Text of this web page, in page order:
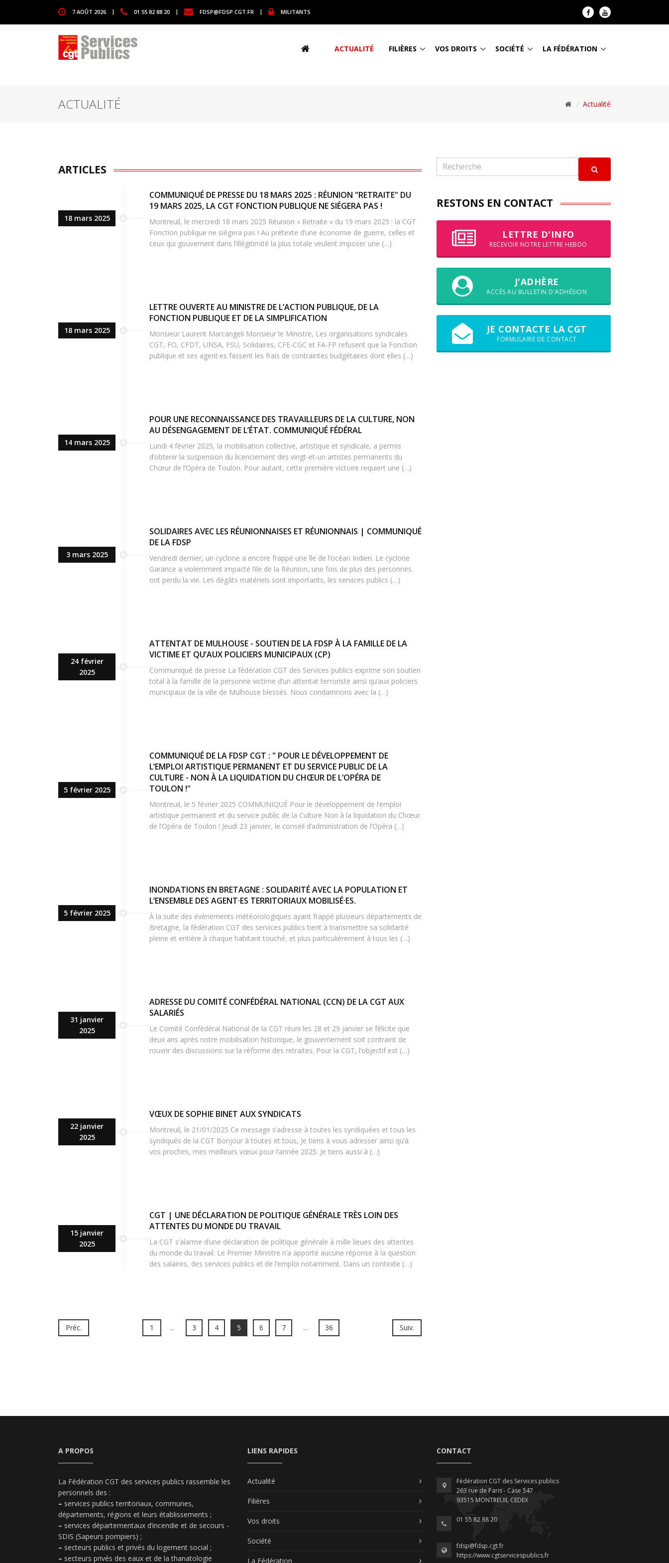
7 AOÛT 2026 | 01 55 82 88 20 | FDSP@FDSP.CGT.FR | MILITANTS
ACTUALITÉ FILIÈRES VOS DROITS SOCIÉTÉ LA FÉDÉRATION
ACTUALITÉ / Actualité
ARTICLES
18 mars 2025
COMMUNIQUÉ DE PRESSE DU 18 MARS 2025 : RÉUNION "RETRAITE" DU
19 MARS 2025, LA CGT FONCTION PUBLIQUE NE SIÉGERA PAS !
Montreuil, le mercredi 18 mars 2025 Réunion « Retraite » du 19 mars 2025 : la CGT
Fonction publique ne siégera pas ! Au prétexte d’une économie de guerre, celles et
ceux qui gouvernent dans l’illégitimité la plus totale veulent imposer une (…)
18 mars 2025
LETTRE OUVERTE AU MINISTRE DE L’ACTION PUBLIQUE, DE LA
FONCTION PUBLIQUE ET DE LA SIMPLIFICATION
Monsieur Laurent Marcangeli Monsieur le Ministre, Les organisations syndicales
CGT, FO, CFDT, UNSA, FSU, Solidaires, CFE-CGC et FA-FP refusent que la Fonction
publique et ses agent·es fassent les frais de contraintes budgétaires dont elles (…)
14 mars 2025
POUR UNE RECONNAISSANCE DES TRAVAILLEURS DE LA CULTURE, NON
AU DÉSENGAGEMENT DE L’ÉTAT. COMMUNIQUÉ FÉDÉRAL
Lundi 4 février 2025, la mobilisation collective, artistique et syndicale, a permis
d’obtenir la suspension du licenciement des vingt-et-un artistes permanents du
Chœur de l’Opéra de Toulon. Pour autant, cette première victoire requiert une (…)
3 mars 2025
SOLIDAIRES AVEC LES RÉUNIONNAISES ET RÉUNIONNAIS | COMMUNIQUÉ
DE LA FDSP
Vendredi dernier, un cyclone a encore frappé une île de l’océan Indien. Le cyclone
Garance a violemment impacté l’ile de la Réunion, une fois de plus des personnes
ont perdu la vie. Les dégâts matériels sont importants, les services publics (…)
24 février
2025
ATTENTAT DE MULHOUSE - SOUTIEN DE LA FDSP À LA FAMILLE DE LA
VICTIME ET QU’AUX POLICIERS MUNICIPAUX (CP)
Communiqué de presse La fédération CGT des Services publics exprime son soutien
total à la famille de la personne victime d’un attentat terroriste ainsi qu’aux policiers
municipaux de la ville de Mulhouse blessés. Nous condamnons avec la (…)
5 février 2025
COMMUNIQUÉ DE LA FDSP CGT : " POUR LE DÉVELOPPEMENT DE
L’EMPLOI ARTISTIQUE PERMANENT ET DU SERVICE PUBLIC DE LA
CULTURE - NON À LA LIQUIDATION DU CHŒUR DE L’OPÉRA DE
TOULON !"
Montreuil, le 5 février 2025 COMMUNIQUÉ Pour le développement de l’emploi
artistique permanent et du service public de la Culture Non à la liquidation du Chœur
de l’Opéra de Toulon ! Jeudi 23 janvier, le conseil d’administration de l’Opéra (…)
5 février 2025
INONDATIONS EN BRETAGNE : SOLIDARITÉ AVEC LA POPULATION ET
L’ENSEMBLE DES AGENT·ES TERRITORIAUX MOBILISÉ·ES.
À la suite des évènements météorologiques ayant frappé plusieurs départements de
Bretagne, la fédération CGT des services publics tient à transmettre sa solidarité
pleine et entière à chaque habitant touché, et plus particulièrement à tous les (…)
31 janvier
2025
ADRESSE DU COMITÉ CONFÉDÉRAL NATIONAL (CCN) DE LA CGT AUX
SALARIÉS
Le Comité Confédéral National de la CGT réuni les 28 et 29 janvier se félicite que
deux ans après notre mobilisation historique, le gouvernement soit contraint de
rouvrir des discussions sur la réforme des retraites. Pour la CGT, l’objectif est (…)
22 janvier
2025
VŒUX DE SOPHIE BINET AUX SYNDICATS
Montreuil, le 21/01/2025 Ce message s’adresse à toutes les syndiquées et tous les
syndiqués de la CGT Bonjour à toutes et tous, Je tiens à vous adresser ainsi qu’à
vos proches, mes meilleurs vœux pour l’année 2025. Je tiens aussi à (…)
15 janvier
2025
CGT | UNE DÉCLARATION DE POLITIQUE GÉNÉRALE TRÈS LOIN DES
ATTENTES DU MONDE DU TRAVAIL
La CGT s’alarme d’une déclaration de politique générale à mille lieues des attentes
du monde du travail. Le Premier Ministre n’a apporté aucune réponse à la question
des salaires, des services publics et de l’emploi notamment. Dans un contexte (…)
Préc. 1 ... 3 4 5 6 7 ... 36 Suiv.
RESTONS EN CONTACT
LETTRE D'INFO
RECEVOIR NOTRE LETTRE HEBDO
J'ADHÈRE
ACCÈS AU BULLETIN D'ADHÉSION
JE CONTACTE LA CGT
FORMULAIRE DE CONTACT
A PROPOS
La Fédération CGT des services publics rassemble les
personnels des :
– services publics territoriaux, communes,
départements, régions et leurs établissements ;
– services départementaux d’incendie et de secours -
SDIS (Sapeurs pompiers) ;
– secteurs publics et privés du logement social ;
– secteurs privés des eaux et de la thanatologie
LIENS RAPIDES
Actualité
Filières
Vos droits
Société
La Fédération
CONTACT
Fédération CGT des Services publics
263 rue de Paris - Case 547
93515 MONTREUIL CEDEX
01 55 82 88 20
fdsp@fdsp.cgt.fr
https://www.cgtservicespublics.fr